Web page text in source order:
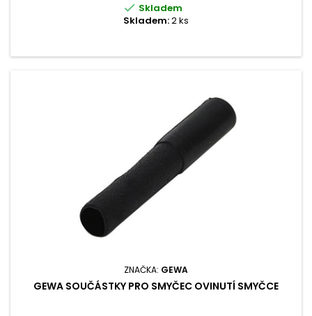
 Skladem
Skladem:2 ks
ZNAČKA: GEWA
GEWA SOUČÁSTKY PRO SMYČEC OVINUTÍ SMYČCE